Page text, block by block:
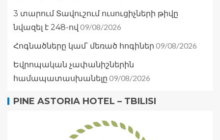
3 տարում Տավուշում ուսուցիչների թիվը
նվազել է 248-ով 09/08/2026
Հոգնածները կամ՝ մեռած հոգիներ 09/08/2026
Եվրոպական չափանիշներին
համապատասխանելը 09/08/2026
PINE ASTORIA HOTEL – TBILISI